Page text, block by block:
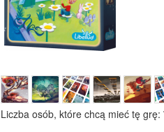
Liczba osób, które chcą mieć tę grę: